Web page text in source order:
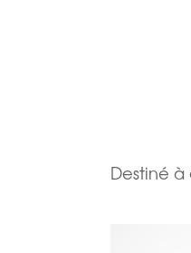
Destiné à